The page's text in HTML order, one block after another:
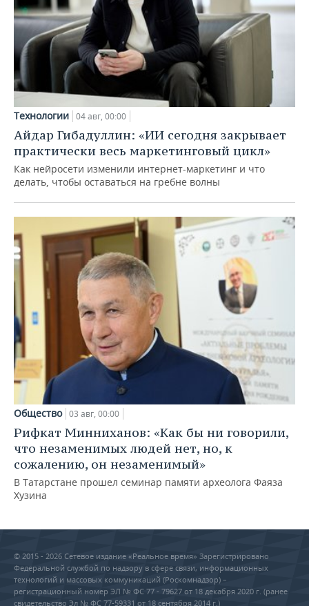
Технологии 04 авг, 00:00
Айдар Гибадуллин: «ИИ сегодня закрывает
практически весь маркетинговый цикл»
Как нейросети изменили интернет-маркетинг и что
делать, чтобы оставаться на гребне волны
Общество 03 авг, 00:00
Рифкат Минниханов: «Как бы ни говорили,
что незаменимых людей нет, но, к
сожалению, он незаменимый»
В Татарстане прошел семинар памяти археолога Фаяза
Хузина
© 2015 - 2026 Сетевое издание «Реальное время» Зарегистрировано
Федеральной службой по надзору в сфере связи, информационных
технологий и массовых коммуникаций (Роскомнадзор) –
регистрационный номер ЭЛ № ФС 77 - 79627 от 18 декабря 2020 г. (ранее
свидетельство Эл № ФС 77-59331 от 18 сентября 2014 г.)